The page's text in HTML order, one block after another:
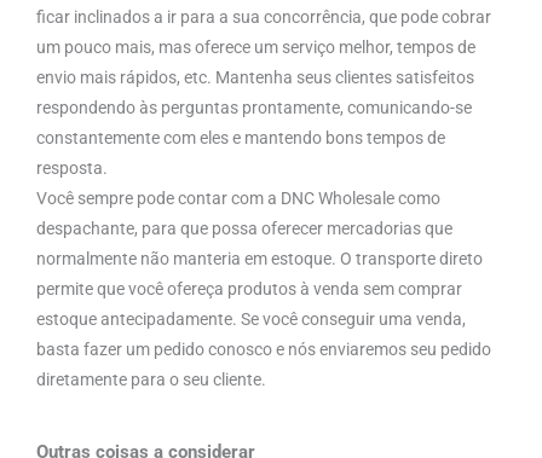
ficar inclinados a ir para a sua concorrência, que pode cobrar
um pouco mais, mas oferece um serviço melhor, tempos de
envio mais rápidos, etc. Mantenha seus clientes satisfeitos
respondendo às perguntas prontamente, comunicando-se
constantemente com eles e mantendo bons tempos de
resposta.
Você sempre pode contar com a DNC Wholesale como
despachante, para que possa oferecer mercadorias que
normalmente não manteria em estoque. O transporte direto
permite que você ofereça produtos à venda sem comprar
estoque antecipadamente. Se você conseguir uma venda,
basta fazer um pedido conosco e nós enviaremos seu pedido
diretamente para o seu cliente.
Outras coisas a considerar